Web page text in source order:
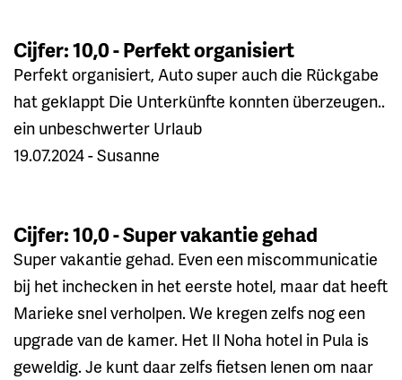
Cijfer: 10,0 - Perfekt organisiert
Perfekt organisiert, Auto super auch die Rückgabe
hat geklappt Die Unterkünfte konnten überzeugen..
ein unbeschwerter Urlaub
19.07.2024 - Susanne
Cijfer: 10,0 - Super vakantie gehad
Super vakantie gehad. Even een miscommunicatie
bij het inchecken in het eerste hotel, maar dat heeft
Marieke snel verholpen. We kregen zelfs nog een
upgrade van de kamer. Het Il Noha hotel in Pula is
geweldig. Je kunt daar zelfs fietsen lenen om naar